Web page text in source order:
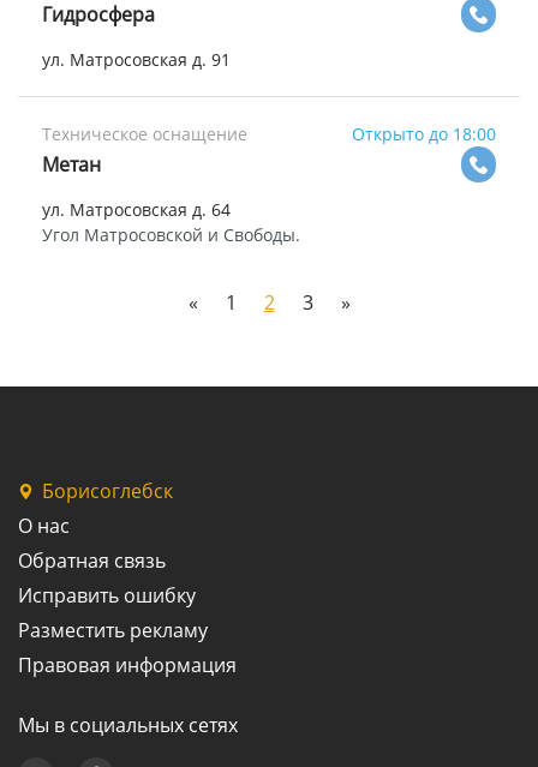
Гидросфера
ул. Матросовская д. 91
Техническое оснащение Открыто до 18:00
Метан
ул. Матросовская д. 64
Угол Матросовской и Свободы.
« 1 2 3 »
Борисоглебск
О нас
Обратная связь
Исправить ошибку
Разместить рекламу
Правовая информация
Мы в социальных сетях